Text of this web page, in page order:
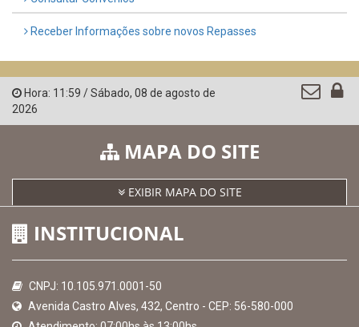
QEdu
Consultar Convênios
Hora:
2026
MAPA DO SITE